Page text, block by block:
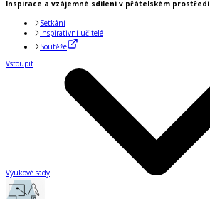
Inspirace a vzájemné sdílení v přátelském prostředí
Setkání
Inspirativní učitelé
Soutěže
Vstoupit
Výukové sady